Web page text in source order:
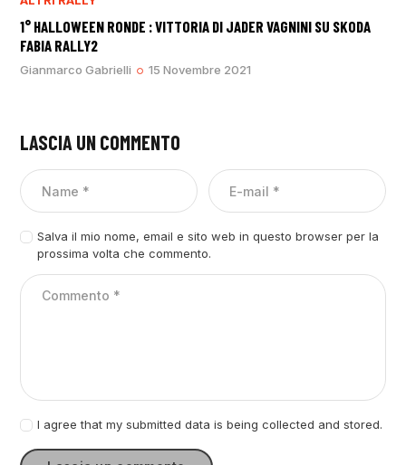
1° HALLOWEEN RONDE : VITTORIA DI JADER VAGNINI SU SKODA
FABIA RALLY2
Gianmarco Gabrielli 15 Novembre 2021
LASCIA UN COMMENTO
Salva il mio nome, email e sito web in questo browser per la
prossima volta che commento.
I agree that my submitted data is being collected and stored.